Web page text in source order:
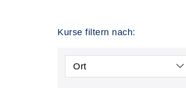
Kurse filtern nach:
Ort